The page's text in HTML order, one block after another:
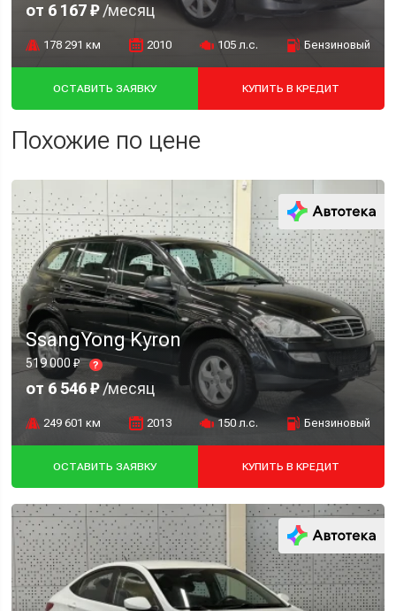
от 6 167 ₽/месяц
178 291 км 2010 105 л.с. Бензиновый
ОСТАВИТЬ ЗАЯВКУ КУПИТЬ В КРЕДИТ
Похожие по цене
SsangYong Kyron
519 000 ₽ ?
от 6 546 ₽/месяц
249 601 км 2013 150 л.с. Бензиновый
ОСТАВИТЬ ЗАЯВКУ КУПИТЬ В КРЕДИТ